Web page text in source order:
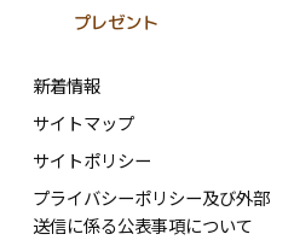
プレゼント
新着情報
サイトマップ
サイトポリシー
プライバシーポリシー及び外部
送信に係る公表事項について